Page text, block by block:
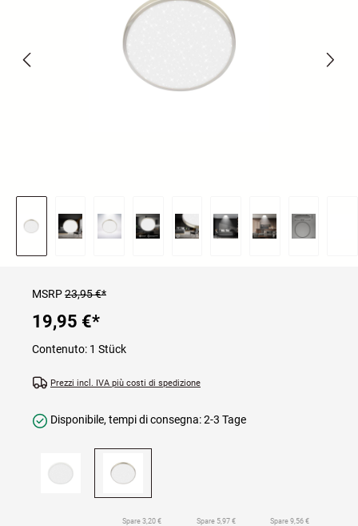
MSRP23,95 €*
19,95 €*
Contenuto: 1 Stück
Prezzi incl. IVA più costi di spedizione
Disponibile, tempi di consegna: 2-3 Tage
Spare 3,20 € Spare 5,97 € Spare 9,56 €